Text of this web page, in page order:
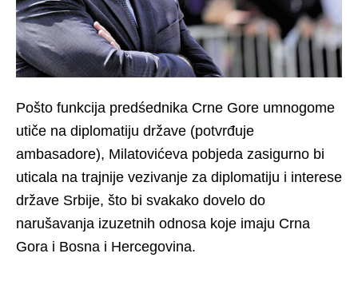
Pošto funkcija predśednika Crne Gore umnogome
utiče na diplomatiju države (potvrđuje
ambasadore), Milatovićeva pobjeda zasigurno bi
uticala na trajnije vezivanje za diplomatiju i interese
države Srbije, što bi svakako dovelo do
narušavanja izuzetnih odnosa koje imaju Crna
Gora i Bosna i Hercegovina.